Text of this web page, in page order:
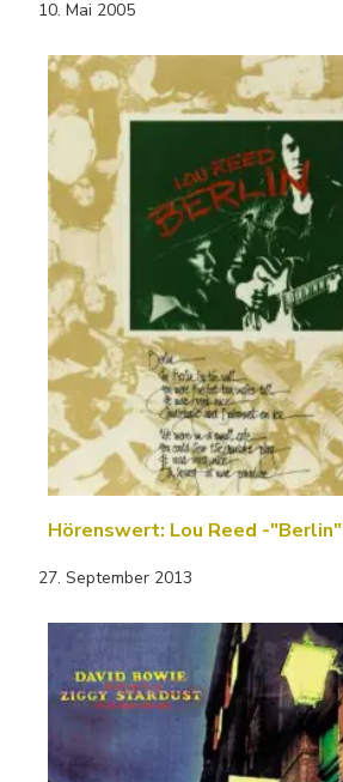
10. Mai 2005
Hörenswert: Lou Reed -"Berlin"
27. September 2013